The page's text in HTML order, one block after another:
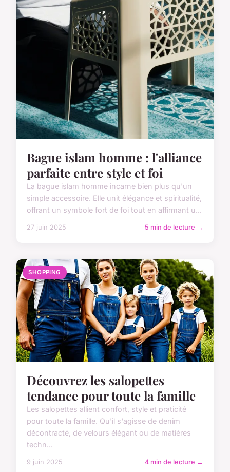
Bague islam homme : l'alliance
parfaite entre style et foi
La bague islam homme incarne bien plus qu'un
simple accessoire. Elle unit élégance et spiritualité,
offrant un symbole fort de foi tout en affirmant u...
27 juin 2025 5 min de lecture →
SHOPPING
Découvrez les salopettes
tendance pour toute la famille
Les salopettes allient confort, style et praticité
pour toute la famille. Qu'il s'agisse de denim
décontracté, de velours élégant ou de matières
techn...
9 juin 2025 4 min de lecture →